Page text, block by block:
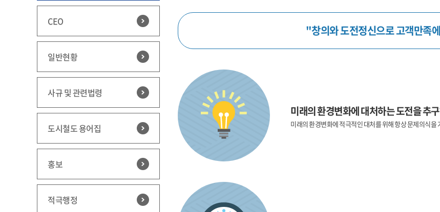
CEO
일반현황
사규 및 관련법령
도시철도 용어집
홍보
적극행정
"창의와 도전정신으로 고객만족
미래의 환경변화에 대처하는 도전을 추
미래의 환경변화에 적극적인 대처를 위해 항상 문제의식